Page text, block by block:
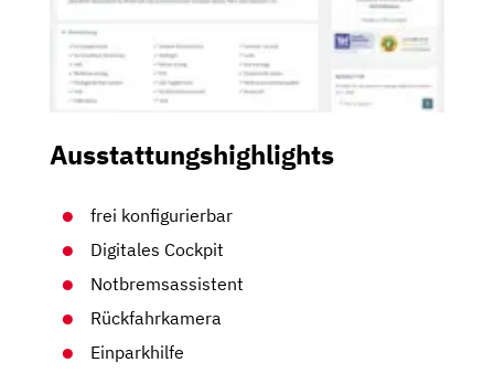
Ausstattungshighlights
frei konfigurierbar
Digitales Cockpit
Notbremsassistent
Rückfahrkamera
Einparkhilfe